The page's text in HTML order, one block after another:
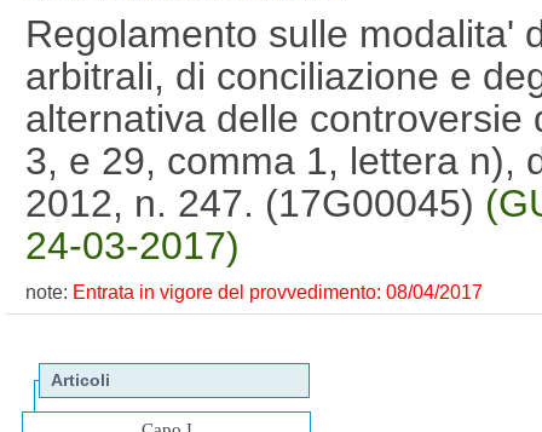
Regolamento sulle modalita'
arbitrali, di conciliazione e
alternativa delle
3, e 29, comma 1, lettera n),
2012, n. 247. (17G00045)
24-03-2017)
note: Entrata in vigore del provvedimento: 08/04/2017